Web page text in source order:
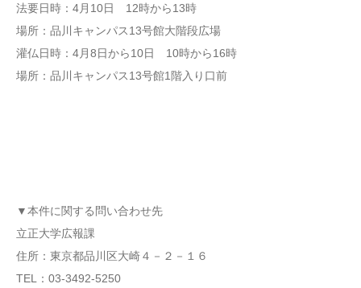
法要日時：4月10日 12時から13時
場所：品川キャンパス13号館大階段広場
灌仏日時：4月8日から10日 10時から16時
場所：品川キャンパス13号館1階入り口前
▼本件に関する問い合わせ先
立正大学広報課
住所：東京都品川区大崎４－２－１６
TEL：03-3492-5250